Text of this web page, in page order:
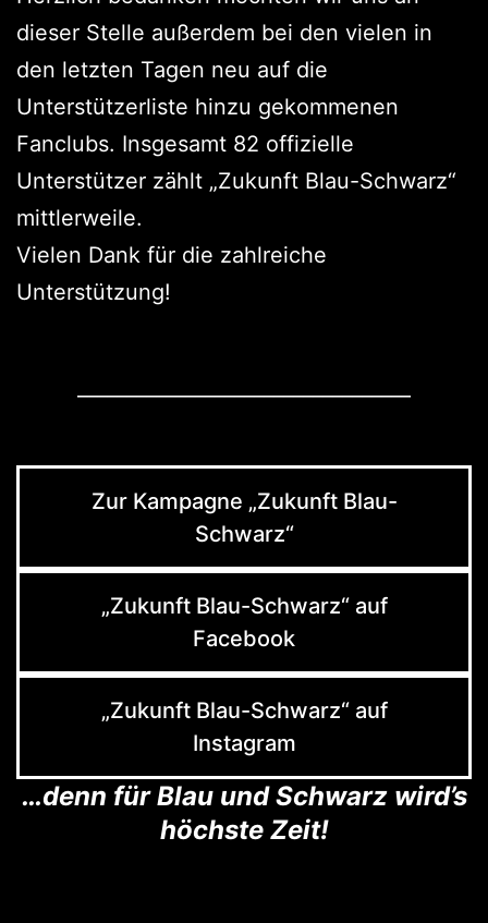
dieser Stelle außerdem bei den vielen in
den letzten Tagen neu auf die
Unterstützerliste hinzu gekommenen
Fanclubs. Insgesamt 82 offizielle
Unterstützer zählt „Zukunft Blau-Schwarz“
mittlerweile.
Vielen Dank für die zahlreiche
Unterstützung!
Zur Kampagne „Zukunft Blau-
Schwarz“
„Zukunft Blau-Schwarz“ auf
Facebook
„Zukunft Blau-Schwarz“ auf
Instagram
…denn für Blau und Schwarz wird’s
höchste Zeit!